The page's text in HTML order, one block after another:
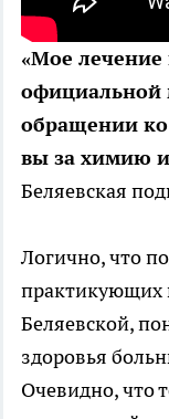
«Мое лечение
официальной
обращении ко
вы за химию
Беляевская
Логично, что
практикующих
Беляевской,
здоровья
Очевидно, что